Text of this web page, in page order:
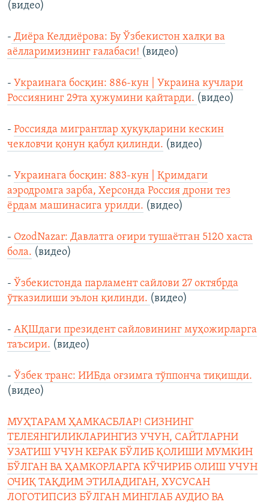
(видео)
- Диёра Келдиёрова: Бу Ўзбекистон халқи ва
аёлларимизнинг ғалабаси! (видео)
- Украинага босқин: 886-кун | Украина кучлари
Россиянинг 29та ҳужумини қайтарди. (видео)
- Россияда мигрантлар ҳуқуқларини кескин
чекловчи қонун қабул қилинди. (видео)
- Украинага босқин: 883-кун | Қримдаги
аэродромга зарба, Херсонда Россия дрони тез
ёрдам машинасига урилди. (видео)
- OzodNazar: Давлатга оғири тушаётган 5120 хаста
бола. (видео)
- Ўзбекистонда парламент сайлови 27 октябрда
ўтказилиши эълон қилинди. (видео)
- АҚШдаги президент сайловининг муҳожирларга
таъсири. (видео)
- Ўзбeк транс: ИИБда оғзимга тўппонча тиқишди.
(видео)
МУҲТАРАМ ҲАМКАСБЛАР! СИЗНИНГ
ТЕЛЕЯНГИЛИКЛАРИНГИЗ УЧУН, САЙТЛАРНИ
УЗАТИШ УЧУН КЕРАК БЎЛИБ ҚОЛИШИ МУМКИН
БЎЛГАН ВА ҲАМКОРЛАРГА КЎЧИРИБ ОЛИШ УЧУН
ОЧИҚ ТАҚДИМ ЭТИЛАДИГАН, ХУСУСАН
ЛОГОТИПСИЗ БЎЛГАН МИНГЛАБ АУДИО ВА